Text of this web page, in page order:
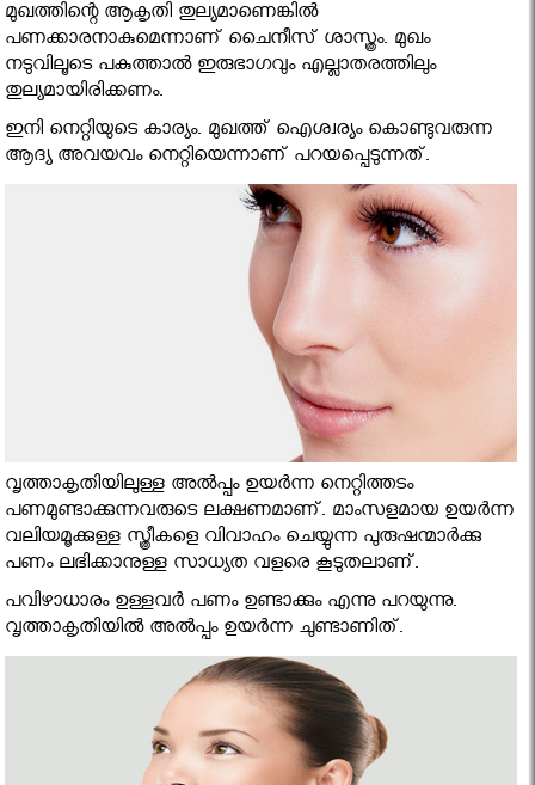
മുഖത്തിന്റെ ആകൃതി തുല്യമാണെങ്കില്‍
പണക്കാരനാകുമെന്നാണ് ചൈനീസ് ശാസ്ത്രം. മുഖം
നടുവിലൂടെ പകുത്താല്‍ ഇരുഭാഗവും എല്ലാതരത്തിലും
തുല്യമായിരിക്കണം.
ഇനി നെറ്റിയുടെ കാര്യം. മുഖത്ത് ഐശ്വര്യം കൊണ്ടുവരുന്ന
ആദ്യ അവയവം നെറ്റിയെന്നാണ് പറയപ്പെടുന്നത്.
വൃത്താകൃതിയിലുള്ള അല്‍പ്പം ഉയര്‍ന്ന നെറ്റിത്തടം
പണമുണ്ടാക്കുന്നവരുടെ ലക്ഷണമാണ്. മാംസളമായ ഉയര്‍ന്ന
വലിയമൂക്കുള്ള സ്ത്രീകളെ വിവാഹം ചെയ്യുന്ന പുരുഷന്മാര്‍ക്കു
പണം ലഭിക്കാനുള്ള സാധ്യത വളരെ കൂടുതലാണ്.
പവിഴാധാരം ഉള്ളവര്‍ പണം ഉണ്ടാക്കും എന്നു പറയുന്നു.
വൃത്താകൃതിയില്‍ അല്‍പ്പം ഉയര്‍ന്ന ചുണ്ടാണിത്.